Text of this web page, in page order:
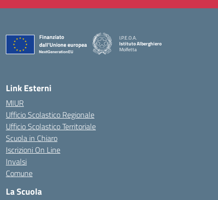
I.P.E.O.A.
Istituto Alberghiero
Molfetta
Link Esterni
MIUR
Ufficio Scolastico Regionale
Ufficio Scolastico Territoriale
Scuola in Chiaro
Iscrizioni On Line
Invalsi
Comune
La Scuola